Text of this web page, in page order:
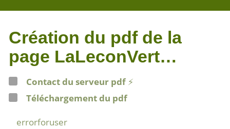
Création du pdf de la
page LaLeconVert…
Contact du serveur pdf ⚡
Téléchargement du pdf
errorforuser